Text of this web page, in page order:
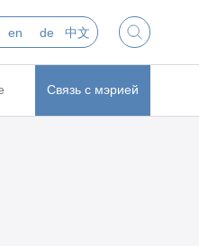
en de 中文
Связь с мэрией